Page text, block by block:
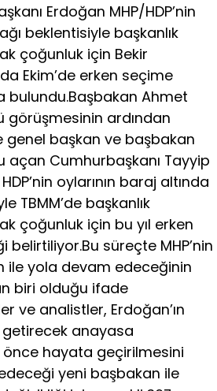
Erdoğan MHP/HDP’nin
beklentisiyle başkanlık
çoğunluk için Bekir
Ekim’de erken seçime
bulundu.Başbakan Ahmet
görüşmesinin ardından
genel başkan ve başbakan
açan Cumhurbaşkanı Tayyip
oylarının baraj altında
TBMM’de başkanlık
çoğunluk için bu yıl erken
süreçte MHP’nin
ile yola devam edeceğinin
biri olduğu ifade
ve analistler, Erdoğan’ın
getirecek anayasa
hayata geçirilmesini
yeni başbakan ile